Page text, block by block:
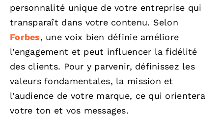
personnalité unique de votre entreprise qui
transparaît dans votre contenu. Selon
Forbes, une voix bien définie améliore
l’engagement et peut influencer la fidélité
des clients. Pour y parvenir, définissez les
valeurs fondamentales, la mission et
l’audience de votre marque, ce qui orientera
votre ton et vos messages.